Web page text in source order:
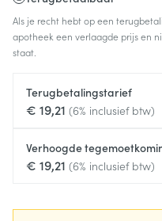
Als je recht hebt op een
apotheek een verlaagde prijs en
staat.
Terugbetalingstarief
€ 19,21 (6% inclusief btw)
Verhoogde
€ 19,21 (6% inclusief btw)